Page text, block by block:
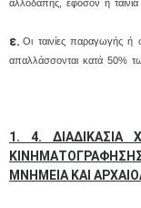
αλλοδαπής, εφόσον η
ε.Οι ταινίες παραγωγής ή
απαλλάσσονται κατά 50%
1. 4. ΔΙΑΔΙΚΑΣΙΑ
ΜΝΗΜΕΙΑ ΚΑΙ